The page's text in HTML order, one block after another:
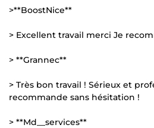
>**BoostNice**
> Excellent travail merci Je
> **Grannec**
> Très bon travail ! Sérieux et
recommande sans hésitation !
> **Md__services**